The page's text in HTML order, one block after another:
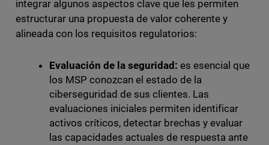
integrar algunos aspectos clave que les permiten
estructurar una propuesta de valor coherente y
alineada con los requisitos regulatorios:
Evaluación de la seguridad: es esencial que
los MSP conozcan el estado de la
ciberseguridad de sus clientes. Las
evaluaciones iniciales permiten identificar
activos críticos, detectar brechas y evaluar
las capacidades actuales de respuesta ante